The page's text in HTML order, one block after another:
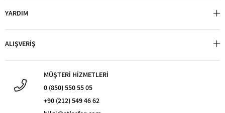
YARDIM
ALIŞVERİŞ
MÜŞTERİ HİZMETLERİ
0 (850) 550 55 05
+90 (212) 549 46 62